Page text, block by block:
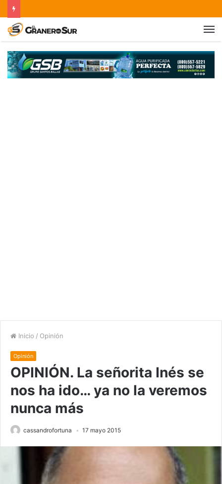
Inicio / Opinión
Opinión
OPINIÓN. La señorita Inés se
nos ha ido… ya no la veremos
nunca más
cassandrofortuna 17 mayo 2015